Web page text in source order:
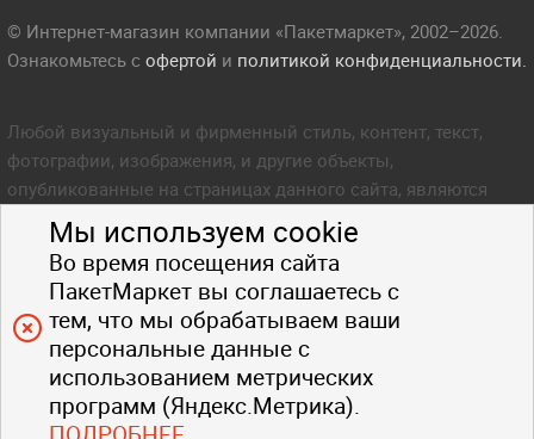
Мы используем cookie
Во время посещения сайта
ПакетМаркет вы соглашаетесь с
тем, что мы обрабатываем ваши
персональные данные с
использованием метрических
программ (Яндекс.Метрика).
© Интернет-магазин компании «Пакетмаркет», 2002–2026.
Ознакомьтесь с офертой и политикой конфиденциальности.
Любой визуальный и фирменный стиль, контент, текст,
фотографии, изображения, и другие объекты,
опубликованные на страницах данного сайта, являются
объектом прав интеллектуальной собственности компании
Пакетмаркет. Любое копирование стиля, контента, текста,
фотографий, изображений и других объектов данного сайта
запрещено.